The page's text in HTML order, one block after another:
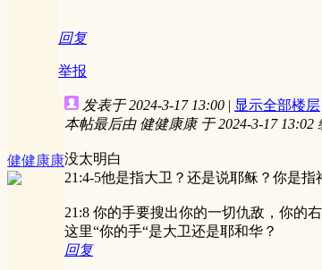
回复
举报
健健康康
发表于 2024-3-17 13:00 | 显示全部楼层
本帖最后由 健健康康 于 2024-3-17 13:02
没太明白
21:4-5他是指大卫？还是说耶稣？你是指
21:8 你的手要搜出你的一切仇敌，你的
这里“你的手“是大卫还是耶和华？
回复